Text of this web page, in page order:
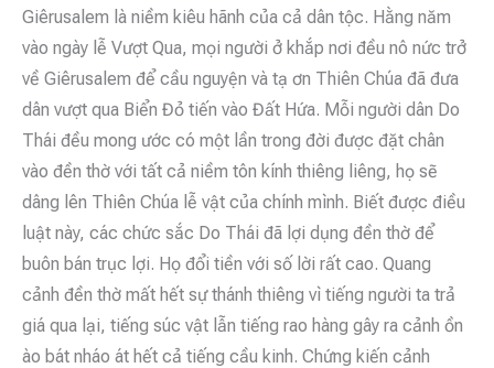
Giêrusalem là niềm kiêu hãnh của cả dân tộc. Hằng năm
vào ngày lễ Vượt Qua, mọi người ở khắp nơi đều nô nức trở
về Giêrusalem để cầu nguyện và tạ ơn Thiên Chúa đã đưa
dân vượt qua Biển Đỏ tiến vào Đất Hứa. Mỗi người dân Do
Thái đều mong ước có một lần trong đời được đặt chân
vào đền thờ với tất cả niềm tôn kính thiêng liêng, họ sẽ
dâng lên Thiên Chúa lễ vật của chính mình. Biết được điều
luật này, các chức sắc Do Thái đã lợi dụng đền thờ để
buôn bán trục lợi. Họ đổi tiền với số lời rất cao. Quang
cảnh đền thờ mất hết sự thánh thiêng vì tiếng người ta trả
giá qua lại, tiếng súc vật lẫn tiếng rao hàng gây ra cảnh ồn
ào bát nháo át hết cả tiếng cầu kinh. Chứng kiến cảnh